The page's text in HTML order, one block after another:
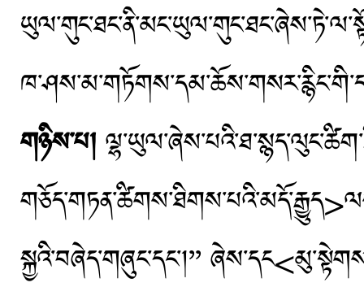
གཉིས་པ།
སྐྱའི་བཞེད་གཞུང་དང་།’’